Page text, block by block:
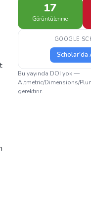
17
Görüntülenme
GOOGLE
Scholar'da
Bu yayında DOI yok —
Altmetric/Dimensions/
gerektirir.